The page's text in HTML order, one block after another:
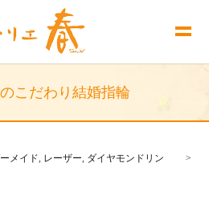
こだわり結婚指輪
メイド レーザー ダイヤモンドリン